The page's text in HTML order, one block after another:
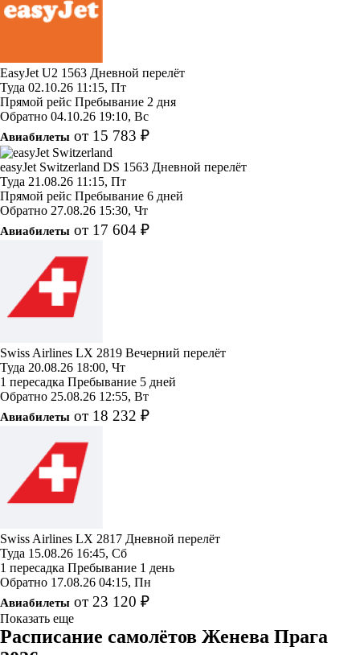
EasyJet U2 1563 Дневной перелёт
Туда 02.10.26 11:15, Пт
Прямой рейс Пребывание 2 дня
Обратно 04.10.26 19:10, Вс
Авиабилеты от 15 783 ₽
easyJet Switzerland DS 1563 Дневной перелёт
Туда 21.08.26 11:15, Пт
Прямой рейс Пребывание 6 дней
Обратно 27.08.26 15:30, Чт
Авиабилеты от 17 604 ₽
Swiss Airlines LX 2819 Вечерний перелёт
Туда 20.08.26 18:00, Чт
1 пересадка Пребывание 5 дней
Обратно 25.08.26 12:55, Вт
Авиабилеты от 18 232 ₽
Swiss Airlines LX 2817 Дневной перелёт
Туда 15.08.26 16:45, Сб
1 пересадка Пребывание 1 день
Обратно 17.08.26 04:15, Пн
Авиабилеты от 23 120 ₽
Показать еще
Расписание самолётов Женева Прага